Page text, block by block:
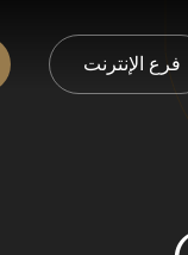
فرع الإنترنت